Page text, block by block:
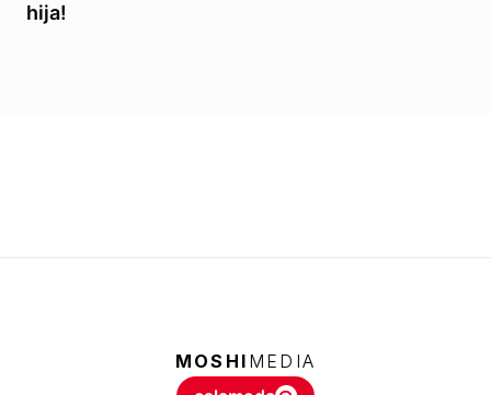
hija!
MOSHI MEDIA